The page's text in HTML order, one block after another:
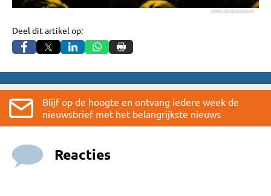
Deel dit artikel op:
Blijf op de hoogte en ontvang iedere week de
nieuwsbrief met het belangrijkste nieuws
Reacties